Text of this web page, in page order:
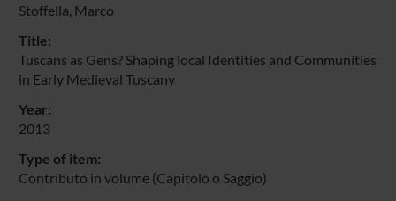
Stoffella, Marco
Title:
Tuscans as Gens? Shaping local Identities and Communities
in Early Medieval Tuscany
Year:
2013
Type of item:
Contributo in volume (Capitolo o Saggio)